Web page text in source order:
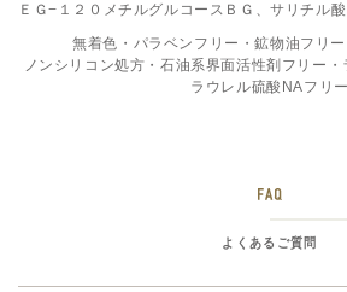
ＥＧ−１２０メチルグルコースＢＧ、サリチル
無着色・パラベンフリー・鉱物油フリ
ノンシリコン処方・石油系界面活性剤フリー・
ラウレル硫酸NAフリー
よくあるご質問